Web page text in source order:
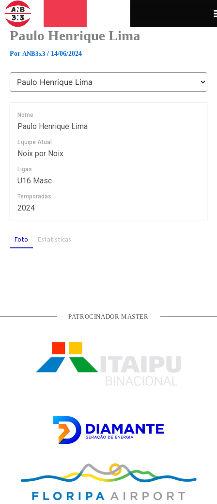
para
conteúdo
Paulo Henrique Lima
Por ANB3x3 / 14/06/2024
Nome
Paulo Henrique Lima
Equipe Atual
Noix por Noix
Ligas
U16 Masc
Temporadas
2024
Foto Estatísticas
PATROCINADOR MASTER